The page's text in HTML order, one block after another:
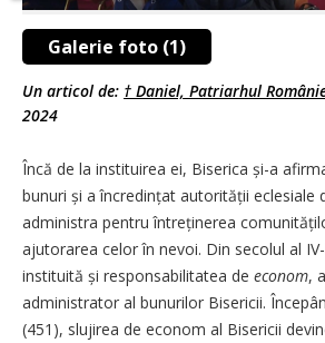
Galerie foto (1)
Un articol de: † Daniel, Patriarhul
2024
Încă de la instituirea ei, Biserica și-a
bunuri și a încredințat autorității eclesiale
administra pentru întreținerea
ajutorarea celor în nevoi. Din secolul al
instituită și responsabilitatea de econom,
administrator al bunurilor Bisericii.
(451), slujirea de econom al Bisericii